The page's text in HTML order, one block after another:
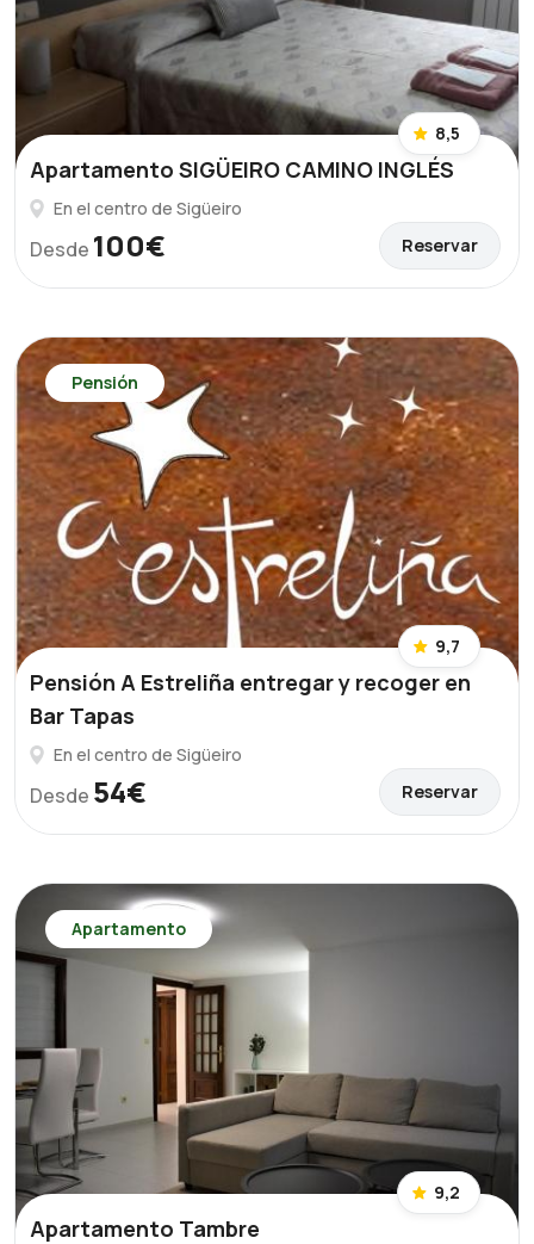
8,5
Apartamento SIGÜEIRO CAMINO INGLÉS
En el centro de Sigüeiro
Desde 100€ Reservar
Pensión
9,7
Pensión A Estreliña entregar y recoger en
Bar Tapas
En el centro de Sigüeiro
Desde 54€ Reservar
Apartamento
9,2
Apartamento Tambre